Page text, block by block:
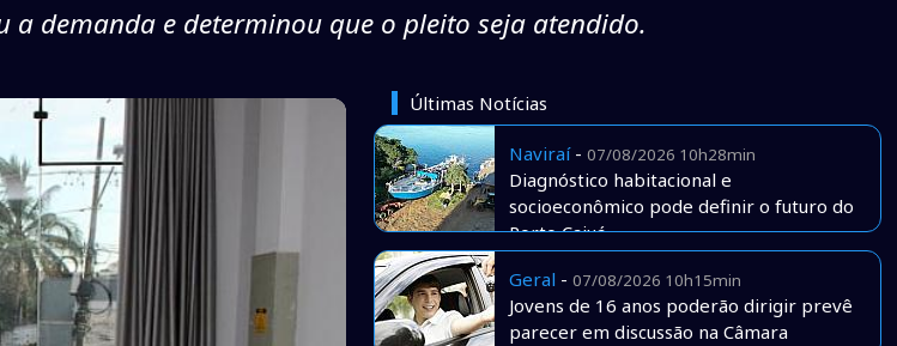
a demanda e determinou que o pleito seja atendido.
Últimas Notícias
Naviraí- 07/08/2026 10h28min
Diagnóstico habitacional e
socioeconômico pode definir o futuro do
Porto Caiuá
Geral - 07/08/2026 10h15min
Jovens de 16 anos poderão dirigir prevê
parecer em discussão na Câmara